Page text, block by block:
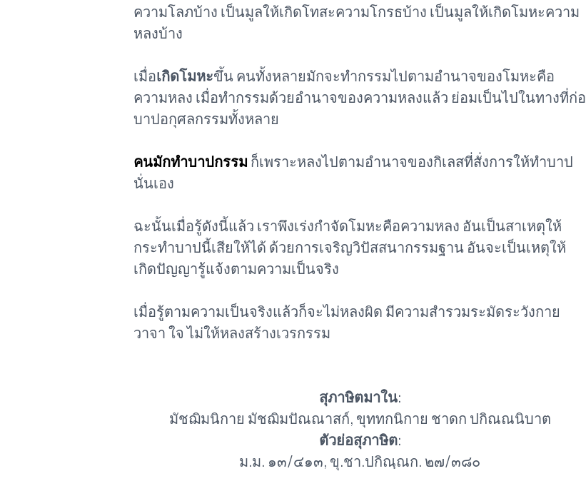
ความโลภบ้าง เป็นมูลให้เกิดโทสะความโกรธบ้าง เป็นมูลให้เกิดโมหะความ
หลงบ้าง
เมื่อเกิดโมหะขึ้น คนทั้งหลายมักจะทำกรรมไปตามอำนาจของโมหะคือ
ความหลง เมื่อทำกรรมด้วยอำนาจของความหลงแล้ว ย่อมเป็นไปในทางที่ก่อ
บาปอกุศลกรรมทั้งหลาย
คนมักทำบาปกรรม ก็เพราะหลงไปตามอำนาจของกิเลสที่สั่งการให้ทำบาป
นั่นเอง
ฉะนั้นเมื่อรู้ดังนี้แล้ว เราพึงเร่งกำจัดโมหะคือความหลง อันเป็นสาเหตุให้
กระทำบาปนี้เสียให้ได้ ด้วยการเจริญวิปัสสนากรรมฐาน อันจะเป็นเหตุให้
เกิดปัญญารู้แจ้งตามความเป็นจริง
เมื่อรู้ตามความเป็นจริงแล้วก็จะไม่หลงผิด มีความสำรวมระมัดระวังกาย
วาจา ใจ ไม่ให้หลงสร้างเวรกรรม
สุภาษิตมาใน:
มัชฌิมนิกาย มัชฌิมปัณณาสก์, ขุททกนิกาย ชาดก ปกิณณนิบาต
ตัวย่อสุภาษิต:
ม.ม. ๑๓/๔๑๓, ขุ.ชา.ปกิณฺณก. ๒๗/๓๘๐